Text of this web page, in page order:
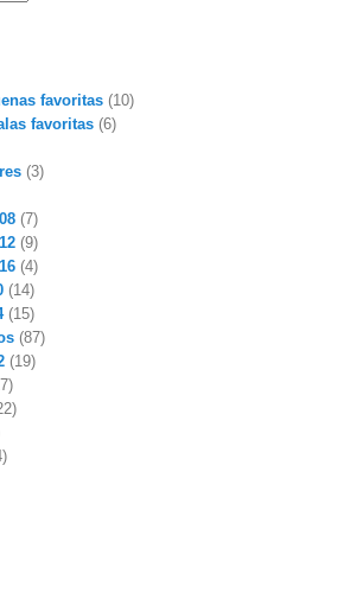
favoritas(10)
favoritas(6)
(3)
(7)
(9)
(4)
(14)
(15)
(87)
(19)